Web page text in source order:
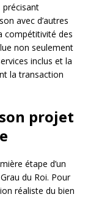
précisant
avec d’autres
compétitivité des
non seulement
inclus et la
la transaction
projet
étape d’un
du Roi. Pour
réaliste du bien